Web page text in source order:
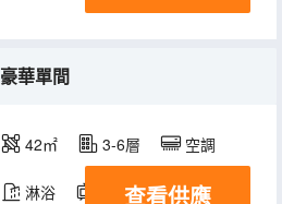
豪華單間
42㎡ 3-6層 空調
淋浴 電視機
查看供應